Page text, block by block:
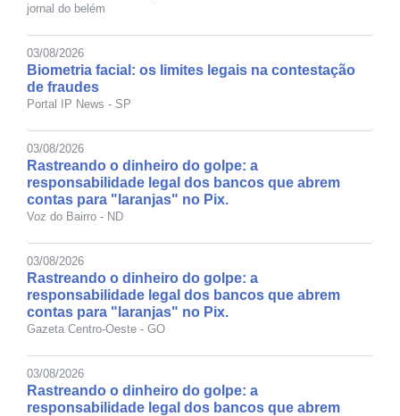
jornal do belém
03/08/2026
Biometria facial: os limites legais na contestação
de fraudes
Portal IP News - SP
03/08/2026
Rastreando o dinheiro do golpe: a
responsabilidade legal dos bancos que abrem
contas para "laranjas" no Pix.
Voz do Bairro - ND
03/08/2026
Rastreando o dinheiro do golpe: a
responsabilidade legal dos bancos que abrem
contas para "laranjas" no Pix.
Gazeta Centro-Oeste - GO
03/08/2026
Rastreando o dinheiro do golpe: a
responsabilidade legal dos bancos que abrem